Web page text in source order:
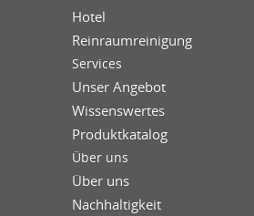
Hotel
Reinraumreinigung
Services
Unser Angebot
Wissenswertes
Produktkatalog
Über uns
Über uns
Nachhaltigkeit